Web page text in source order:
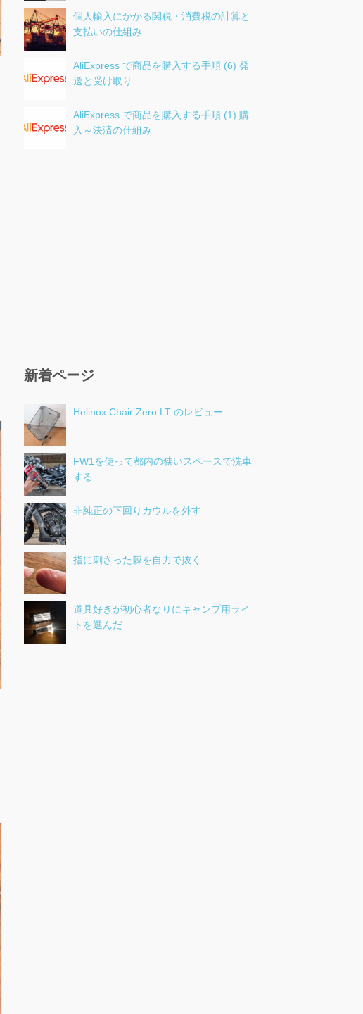
個人輸入にかかる関税・消費税の計算と
支払いの仕組み
AliExpress で商品を購入する手順 (6) 発
送と受け取り
AliExpress で商品を購入する手順 (1) 購
入～決済の仕組み
新着ページ
Helinox Chair Zero LT のレビュー
FW1を使って都内の狭いスペースで洗車
する
非純正の下回りカウルを外す
指に刺さった棘を自力で抜く
道具好きが初心者なりにキャンプ用ライ
トを選んだ